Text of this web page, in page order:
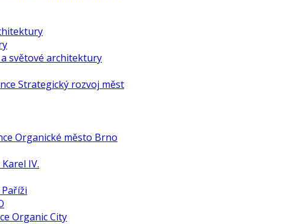
světové architektury
Strategický rozvoj měst
Organické město Brno
IV.
Organic City